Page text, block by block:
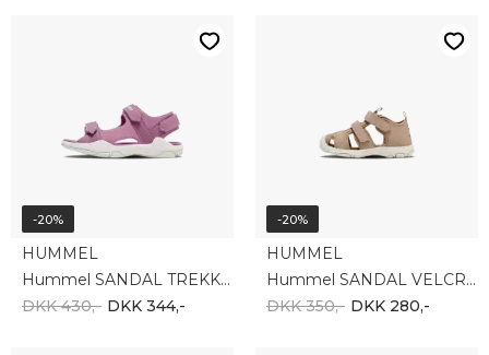
-20%
HUMMEL
Hummel SANDAL TREKKING II JR 217947-3383
DKK 430,- DKK 344,-
-20%
HUMMEL
Hummel SANDAL VELCRO INFANT 217944-8139
DKK 350,- DKK 280,-